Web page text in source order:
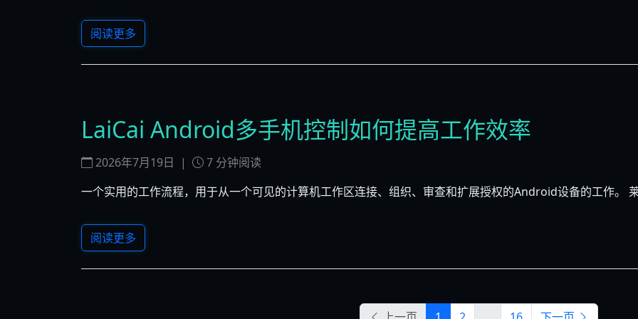
阅读更多
LaiCai Android多手机控制如何提高工作效率
2026年7月19日 | 7 分钟阅读
一个实用的工作流程，用于从一个可见的计算机工作区连接、组织、审查和扩展授权的Android设备的工作。
阅读更多